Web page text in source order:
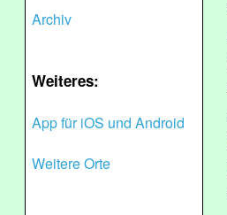
Archiv
Weiteres:
App für iOS und Android
Weitere Orte